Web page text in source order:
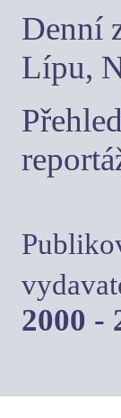
Denní
Lípu,
2000 -